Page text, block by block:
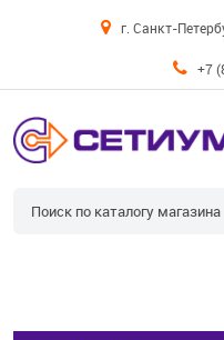
г. Санкт-
+7